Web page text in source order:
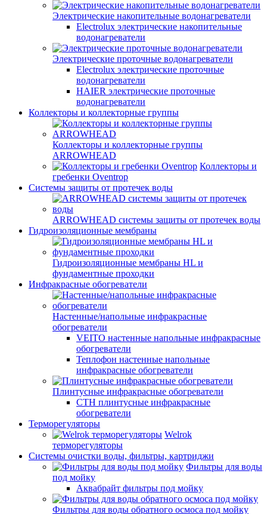
Электрические накопительные водонагреватели
Electrolux электрические накопительные
водонагреватели
Электрические проточные водонагреватели
Electrolux электрические проточные
водонагреватели
HAIER электрические проточные
водонагреватели
Коллекторы и коллекторные группы
Коллекторы и коллекторные группы
ARROWHEAD
Коллекторы и
гребенки Oventrop
Системы защиты от протечек воды
ARROWHEAD системы защиты от протечек воды
Гидроизоляционные мембраны
Гидроизоляционные мембраны HL и
фундаментные проходки
Инфракрасные обогреватели
Настенные/напольные инфракрасные
обогреватели
VEITO настенные напольные инфракрасные
обогреватели
Теплофон настенные напольные
инфракрасные обогреватели
Плинтусные инфракрасные обогреватели
СТН плинтусные инфракрасные
обогреватели
Терморегуляторы
Welrok
терморегуляторы
Системы очистки воды, фильтры, картриджи
Фильтры для воды
под мойку
Аквабрайт фильтры под мойку
Фильтры для воды обратного осмоса под мойку